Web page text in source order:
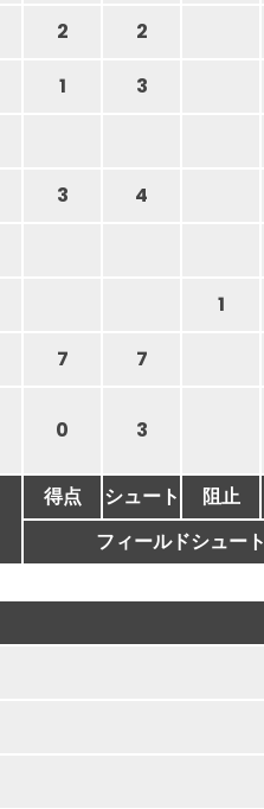
2
2
1 3
3
4
1
7 7
0 3
得点 シュート 阻止
フィールドシュート